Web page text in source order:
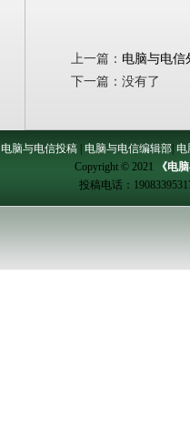
上一篇： 电脑与电信
下一篇：没有了
电脑与电信投稿 |电脑与电信编辑部 |电
Copyright © 2021
《电
投稿电话：